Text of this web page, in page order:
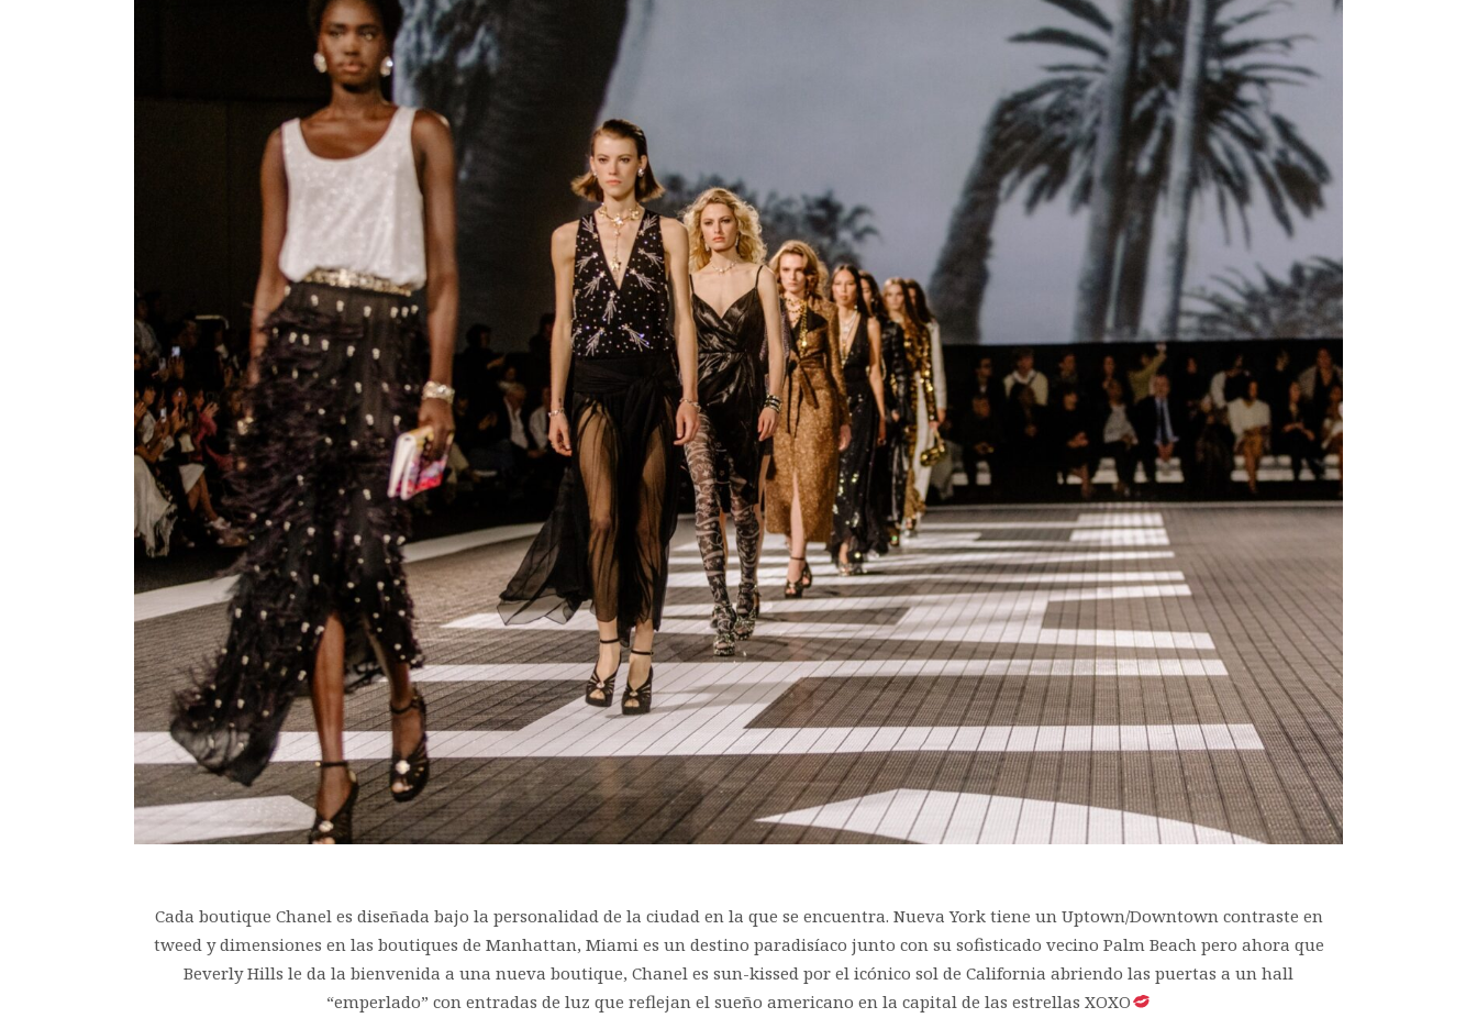
Cada boutique Chanel es diseñada bajo la personalidad de la ciudad en la que se encuentra. Nueva York tiene un Uptown/Downtown contraste en
tweed y dimensiones en las boutiques de Manhattan, Miami es un destino paradisíaco junto con su sofisticado vecino Palm Beach pero ahora que
Beverly Hills le da la bienvenida a una nueva boutique, Chanel es sun-kissed por el icónico sol de California abriendo las puertas a un hall
“emperlado” con entradas de luz que reflejan el sueño americano en la capital de las estrellas XOXO